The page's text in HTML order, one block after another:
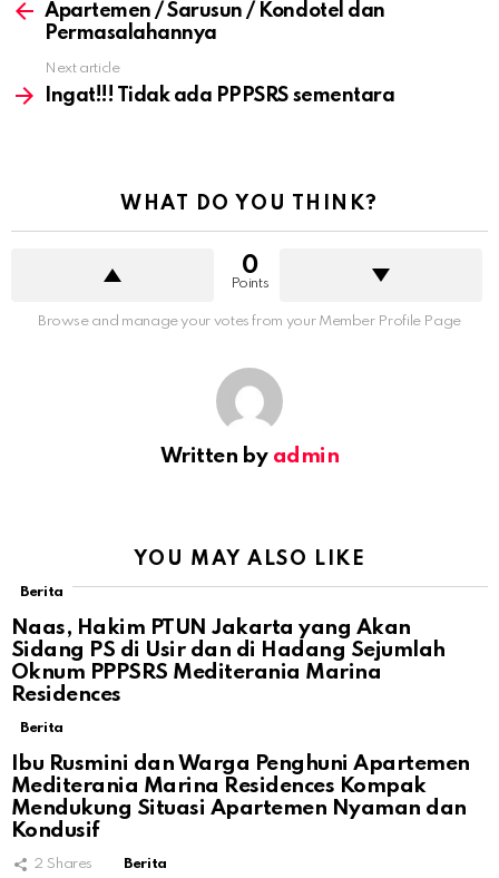
Apartemen / Sarusun / Kondotel dan
Permasalahannya
Next article
Ingat!!! Tidak ada PPPSRS sementara
WHAT DO YOU THINK?
0
Points
Browse and manage your votes from your Member Profile Page
Written by admin
YOU MAY ALSO LIKE
Berita
Naas, Hakim PTUN Jakarta yang Akan
Sidang PS di Usir dan di Hadang Sejumlah
Oknum PPPSRS Mediterania Marina
Residences
Berita
Ibu Rusmini dan Warga Penghuni Apartemen
Mediterania Marina Residences Kompak
Mendukung Situasi Apartemen Nyaman dan
Kondusif
2 Shares Berita